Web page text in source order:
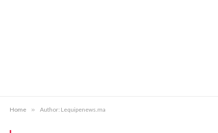
Home » Author: Lequipenews.ma